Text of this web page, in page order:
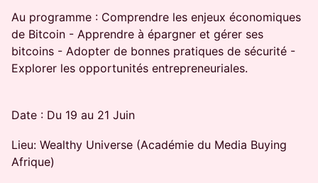
Au programme : Comprendre les enjeux économiques
de Bitcoin - Apprendre à épargner et gérer ses
bitcoins - Adopter de bonnes pratiques de sécurité -
Explorer les opportunités entrepreneuriales.
Date : Du 19 au 21 Juin
Lieu: Wealthy Universe (Académie du Media Buying
Afrique)